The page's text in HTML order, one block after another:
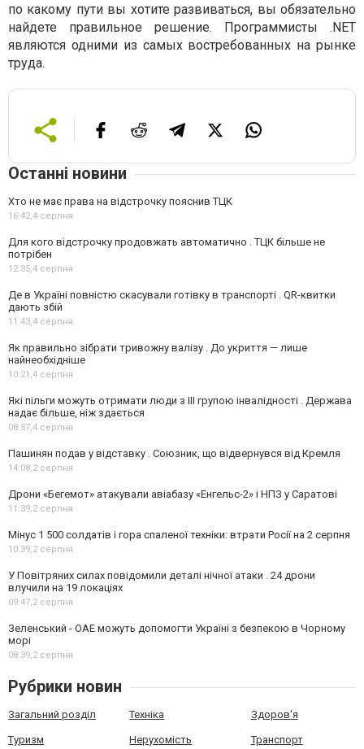
по какому пути вы хотите развиваться, вы обязательно
найдете правильное решение. Программисты .NET
являются одними из самых востребованных на рынке
труда.
Останні новини
Хто не має права на відстрочку пояснив ТЦК
16:42,4 серпня
Для кого відстрочку продовжать автоматично . ТЦК більше не
потрібен
12:35,4 серпня
Де в Україні повністю скасували готівку в транспорті . QR-квитки
дають збій
11:43,4 серпня
Як правильно зібрати тривожну валізу . До укриття — лише
найнеобхідніше
10:21,4 серпня
Які пільги можуть отримати люди з III групою інвалідності . Держава
надає більше, ніж здається
08:57,4 серпня
Пашинян подав у відставку . Союзник, що відвернувся від Кремля
14:08,2 серпня
Дрони «Бегемот» атакували авіабазу «Енгельс-2» і НПЗ у Саратові
11:39,2 серпня
Мінус 1 500 солдатів і гора спаленої техніки: втрати Росії на 2 серпня
10:39,2 серпня
У Повітряних силах повідомили деталі нічної атаки . 24 дрони
влучили на 19 локаціях
09:47,2 серпня
Зеленський - ОАЕ можуть допомогти Україні з безпекою в Чорному
морі
08:39,2 серпня
Рубрики новин
Загальний розділ Техніка Здоров'я
Туризм Нерухомість Транспорт